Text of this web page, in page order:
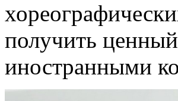
получить
иностранными